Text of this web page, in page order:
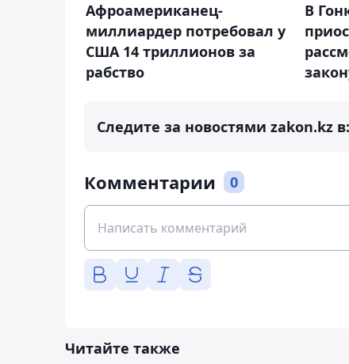
Афроамериканец-
миллиардер потребовал у
США 14 триллионов за
рабство
В
Следите за новостями zakon.kz в:
Комментарии 0
Читайте также